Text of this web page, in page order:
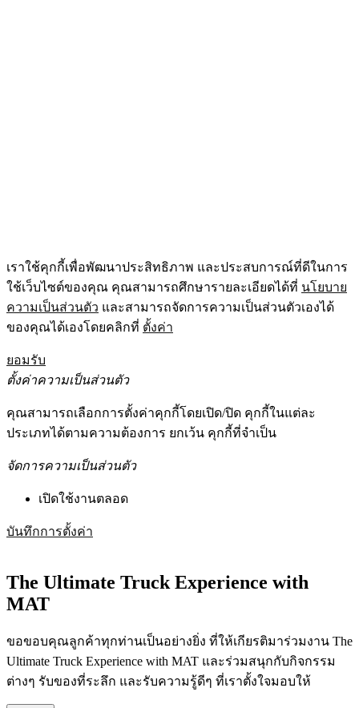
เราใช้คุกกี้เพื่อพัฒนาประสิทธิภาพ และประสบการณ์ที่ดีในการ
ใช้เว็บไซต์ของคุณ คุณสามารถศึกษารายละเอียดได้ที่ นโยบาย
ความเป็นส่วนตัว และสามารถจัดการความเป็นส่วนตัวเองได้
ของคุณได้เองโดยคลิกที่ ตั้งค่า
ยอมรับ
ตั้งค่าความเป็นส่วนตัว
คุณสามารถเลือกการตั้งค่าคุกกี้โดยเปิด/ปิด คุกกี้ในแต่ละ
ประเภทได้ตามความต้องการ ยกเว้น คุกกี้ที่จำเป็น
จัดการความเป็นส่วนตัว
เปิดใช้งานตลอด
บันทึกการตั้งค่า
The Ultimate Truck Experience with
MAT
ขอขอบคุณลูกค้าทุกท่านเป็นอย่างยิ่ง ที่ให้เกียรติมาร่วมงาน The
Ultimate Truck Experience with MAT และร่วมสนุกกับกิจกรรม
ต่างๆ รับของที่ระลึก และรับความรู้ดีๆ ที่เราตั้งใจมอบให้